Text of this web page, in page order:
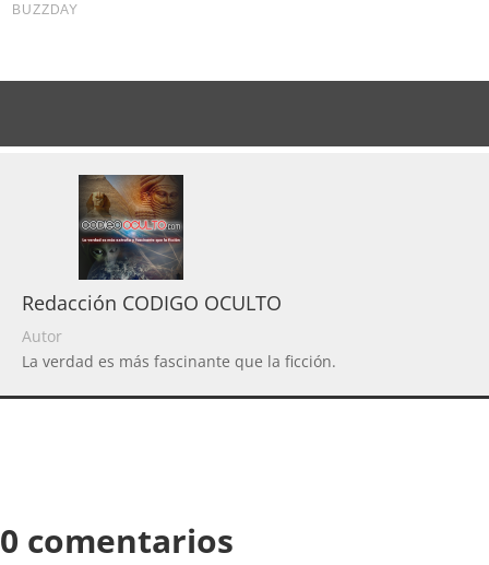
Redacción CODIGO OCULTO
Autor
La verdad es más fascinante que la ficción.
0 comentarios